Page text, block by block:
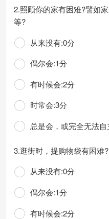
2.照顾你的家有困难?譬如
等?
从来没有:0分
偶尔会:1分
有时候会:2分
时常会:3分
总是会，或完全无法自
3.逛街时，提购物袋有困难?
从来没有:0分
偶尔会:1分
有时候会:2分